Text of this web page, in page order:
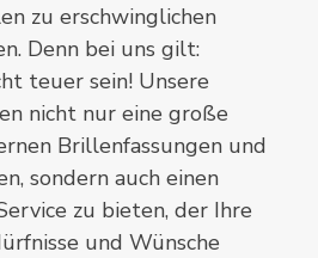
zu erschwinglichen
Denn bei uns gilt:
teuer sein! Unsere
nicht nur eine große
Brillenfassungen und
sondern auch einen
zu bieten, der Ihre
und Wünsche